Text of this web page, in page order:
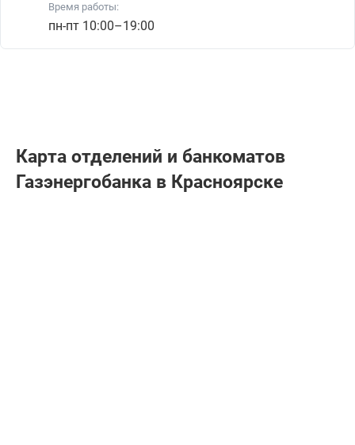
Время работы:
пн-пт 10:00–19:00
Карта отделений и банкоматов
Газэнергобанкa в Красноярске